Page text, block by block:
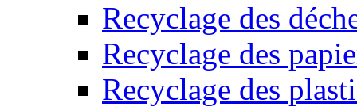
Recyclage des
Recyclage des
Recyclage des